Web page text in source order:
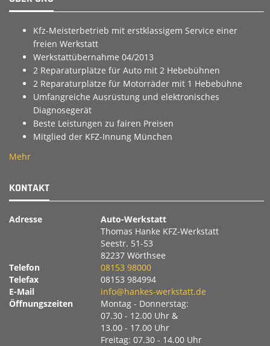
Kfz-Meisterbetrieb mit erstklassigem Service einer
freien Werkstatt
Werkstattübernahme 04/2013
2 Reparaturplätze für Auto mit 2 Hebebühnen
2 Reparaturplätze für Motorräder mit 1 Hebebühne
Umfangreiche Ausrüstung und elektronisches
Diagnosegerät
Beste Leistungen zu fairen Preisen
Mitglied der KFZ-Innung München
Mehr
KONTAKT
Adresse
Auto-Werkstatt
Thomas Hanke KFZ-Werkstatt
Seestr. 51-53
82237 Wörthsee
Telefon
08153 98000
Telefax
08153 984994
E-Mail
info@hankes-werkstatt.de
Öffnungszeiten
Montag - Donnerstag:
07.30 - 12.00 Uhr &
13.00 - 17.00 Uhr
Freitag: 07.30 - 14.00 Uhr